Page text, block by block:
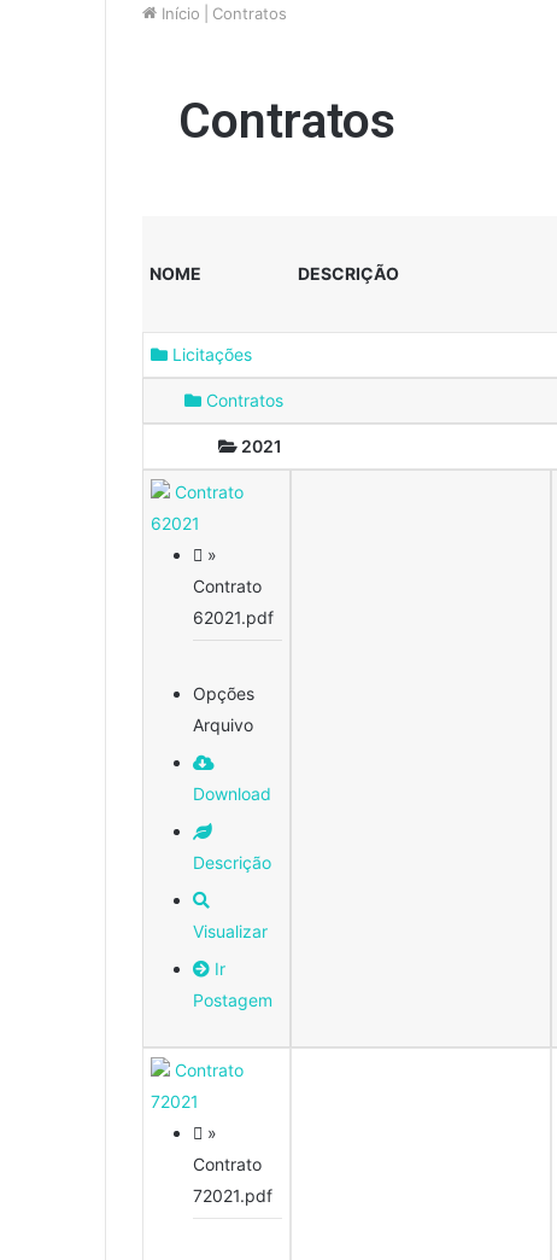
Início Contratos
Contratos
NOME DESCRIÇÃO
Licitações
Contratos
2021
Contrato
62021
»
Contrato
62021.pdf
Opções
Arquivo
Download
Descrição
Visualizar
Ir
Postagem
Contrato
72021
»
Contrato
72021.pdf